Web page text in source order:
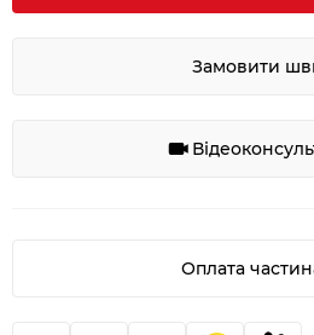
Замовити
Оплата